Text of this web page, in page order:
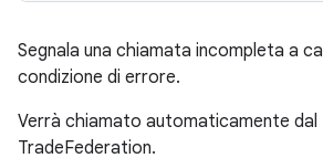
Segnala una chiamata incompleta a
condizione di errore.
Verrà chiamato automaticamente
TradeFederation.